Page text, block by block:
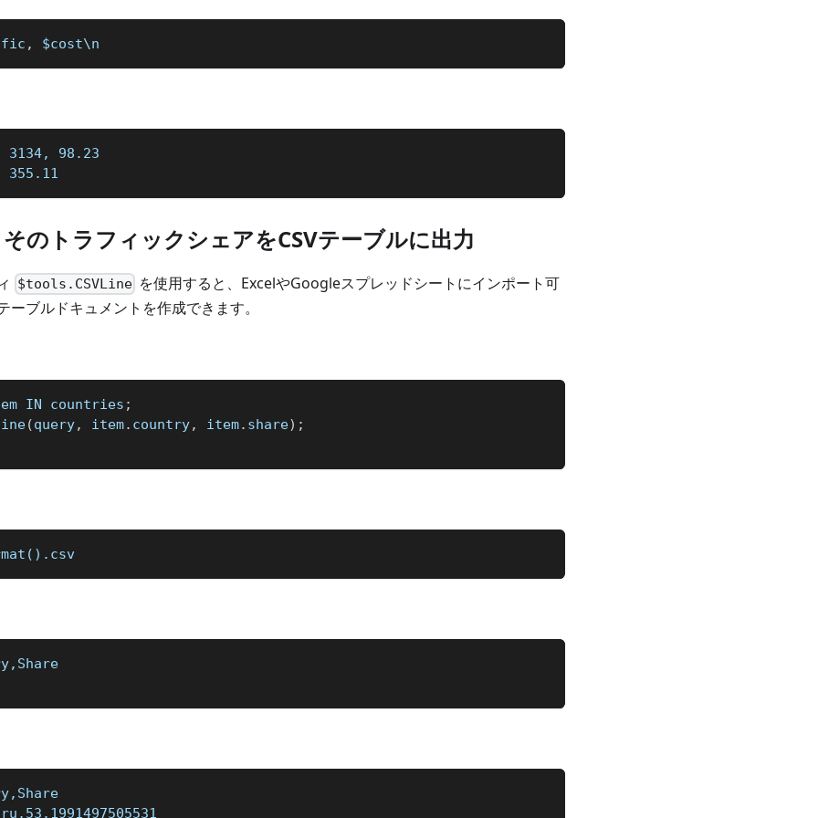
, $cost\n
3134, 98.23
355.11
のトラフィックシェアをCSVテーブルに出力
$tools.CSVLine を使用すると、ExcelやGoogleスプレッドシートにインポート可
ーブルドキュメントを作成できます。
IN countries ;
(query, item. country, item. share) ;